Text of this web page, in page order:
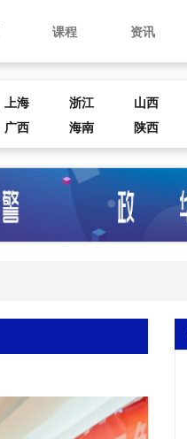
课程 资讯
上海 浙江 山西
广西 海南 陕西